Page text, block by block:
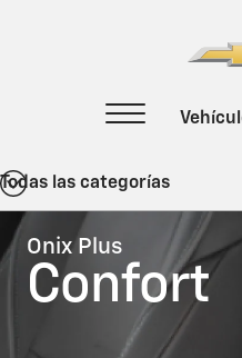
Todas las categorías
Onix Plus
Confort